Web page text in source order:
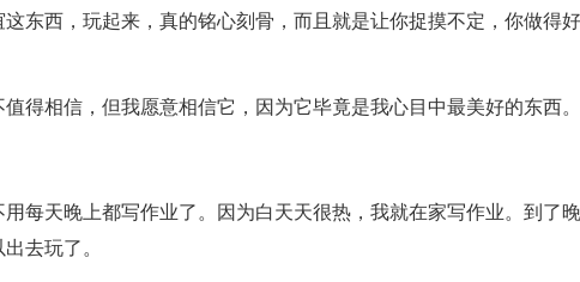
东西，玩起来，真的铭心刻骨，而且就是让你捉摸不定，你做得
得相信，但我愿意相信它，因为它毕竟是我心目中最美好的东西。
每天晚上都写作业了。因为白天天很热，我就在家写作业。到了
去玩了。